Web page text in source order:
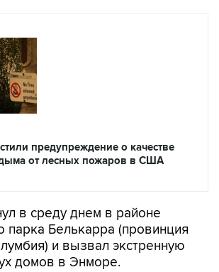
предупреждение о качестве
от лесных пожаров в США
в среду днем в районе
парка Белькарра (провинция
и вызвал экстренную
домов в Энморе.